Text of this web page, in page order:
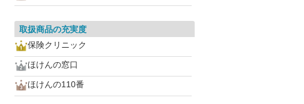
取扱商品の充実度
保険クリニック
ほけんの窓口
ほけんの110番